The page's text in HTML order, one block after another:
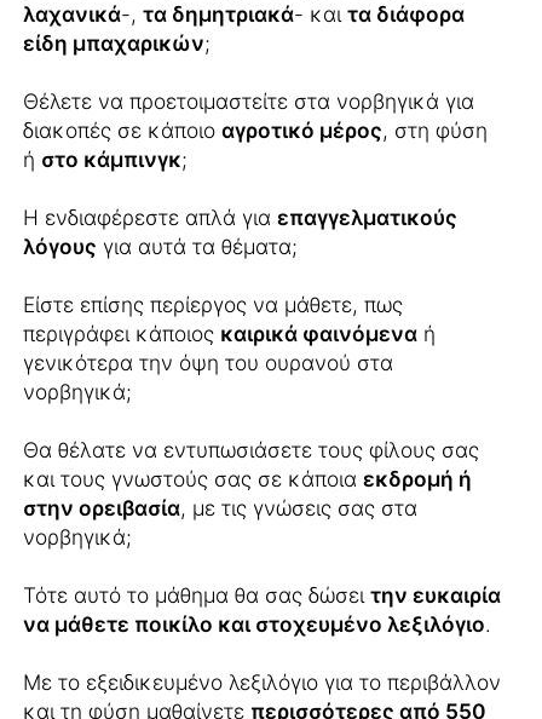
λαχανικά-, τα δημητριακά- και τα διάφορα
είδη μπαχαρικών;
Θέλετε να προετοιμαστείτε στα νορβηγικά για
διακοπές σε κάποιο αγροτικό μέρος, στη φύση
ή στο κάμπινγκ;
Η ενδιαφέρεστε απλά για επαγγελματικούς
λόγους για αυτά τα θέματα;
Είστε επίσης περίεργος να μάθετε, πως
περιγράφει κάποιος καιρικά φαινόμενα ή
γενικότερα την όψη του ουρανού στα
νορβηγικά;
Θα θέλατε να εντυπωσιάσετε τους φίλους σας
και τους γνωστούς σας σε κάποια εκδρομή ή
στην ορειβασία, με τις γνώσεις σας στα
νορβηγικά;
Τότε αυτό το μάθημα θα σας δώσει την ευκαιρία
να μάθετε ποικίλο και στοχευμένο λεξιλόγιο.
Με το εξειδικευμένο λεξιλόγιο για το περιβάλλον
και τη φύση μαθαίνετε περισσότερες από 550